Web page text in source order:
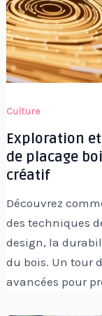
Culture
Exploration
de placage
créatif
Découvrez
des techniques
design, la
du bois. Un tour
avancées pour